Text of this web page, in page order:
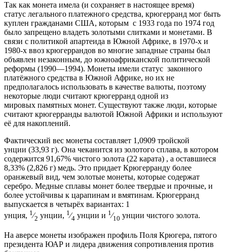
Так как монета имела (и сохраняет в настоящее время)
статус легального платежного средства, крюгерранд мог быть
куплен гражданами США, которым с 1933 года по 1974 год
было запрещено владеть золотыми слитками и монетами. В
связи с политикой апартеида в Южной Африке, в 1970-х и
1980-х ввоз крюгеррандов во многие западные страны был
объявлен незаконным, до южноафриканской политической
реформы (1990—1994). Монеты имели статус законного
платёжного средства в Южной Африке, но их не
предполагалось использовать в качестве валюты, поэтому
некоторые люди считают крюгерранд одной из
мировых памятных монет. Существуют также люди, которые
считают крюгерранды валютой Южной Африки и используют
её для накоплений.
Фактический вес монеты составляет 1,0909 тройской
унции (33,93 г). Она чеканится из золотого сплава, в котором
содержится 91,67% чистого золота (22 карата) , а оставшиеся
8,33% (2,826 г) медь. Это придает Крюгерранду более
оранжевый вид, чем золотые монеты, которые содержат
серебро. Медные сплавы монет более твердые и прочные, и
более устойчивы к царапинам и вмятинам. Крюгерранд
выпускается в четырёх вариантах: 1
унция, 1⁄2 унции, 1⁄4 унции и 1⁄10 унции чистого золота.
На аверсе монеты изображен профиль Поля Крюгера, пятого
президента ЮАР и лидера движения сопротивления против